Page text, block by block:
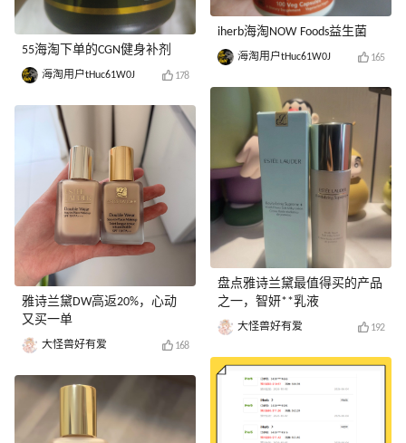
55海淘下单的CGN健身补剂
海淘用户tHuc61W0J 178
雅诗兰黛DW高返20%，心动
又买一单
大怪兽好有爱 168
iherb海淘NOW Foods益生菌
海淘用户tHuc61W0J 165
盘点雅诗兰黛最值得买的产品
之一，智妍**乳液
大怪兽好有爱 192